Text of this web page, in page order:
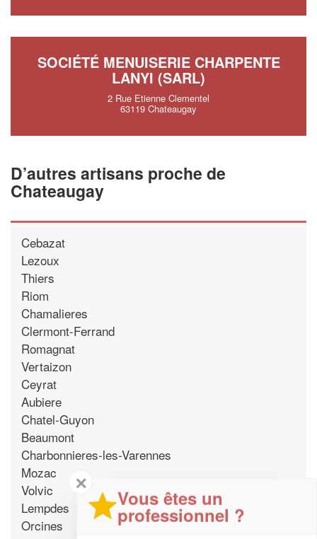
SOCIÉTÉ MENUISERIE CHARPENTE
LANYI (SARL)
2 Rue Etienne Clementel
63119 Chateaugay
D’autres artisans proche de
Chateaugay
Cebazat
Lezoux
Thiers
Riom
Chamalieres
Clermont-Ferrand
Romagnat
Vertaizon
Ceyrat
Aubiere
Chatel-Guyon
Beaumont
Charbonnieres-les-Varennes
Mozac
Volvic
Lempdes
Orcines
✕
Vous êtes un
professionnel ?